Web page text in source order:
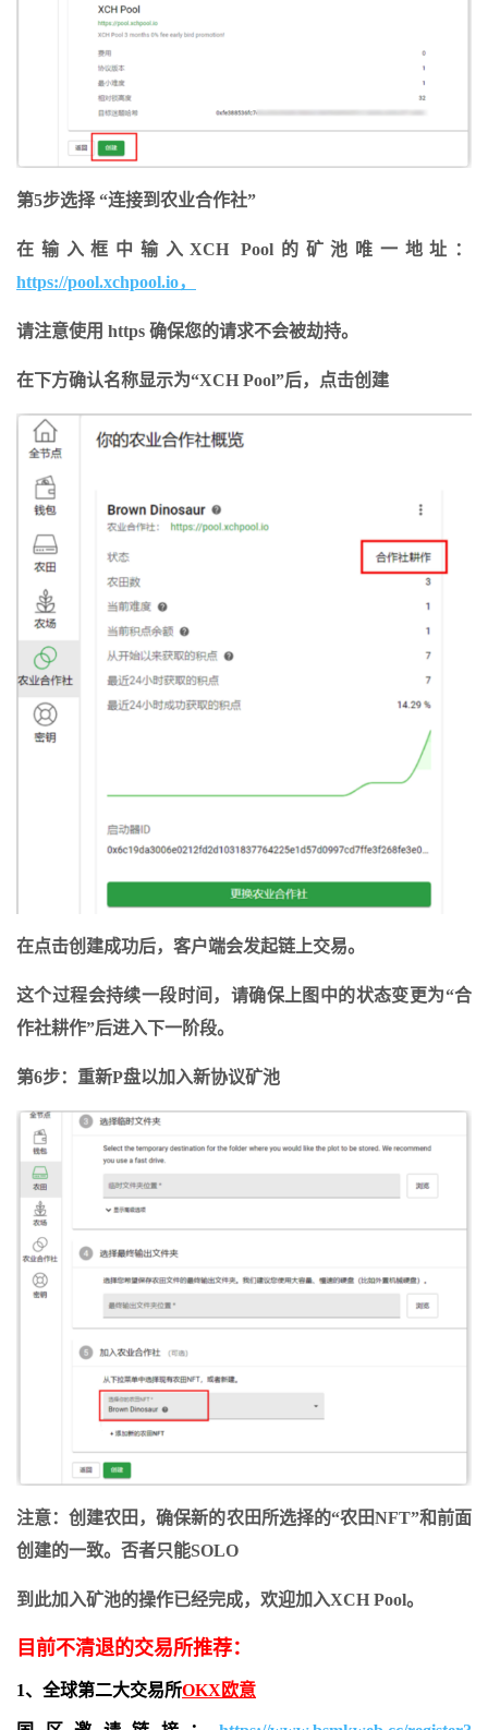
第5步选择 “连接到农业合作社”
在输入框中输入XCH Pool的矿池唯一地址：
https://pool.xchpool.io，
请注意使用 https 确保您的请求不会被劫持。
在下方确认名称显示为“XCH Pool”后，点击创建
在点击创建成功后，客户端会发起链上交易。
这个过程会持续一段时间，请确保上图中的状态变更为“合
作社耕作”后进入下一阶段。
第6步：重新P盘以加入新协议矿池
注意：创建农田，确保新的农田所选择的“农田NFT”和前面
创建的一致。否者只能SOLO
到此加入矿池的操作已经完成，欢迎加入XCH Pool。
目前不清退的交易所推荐：
1、全球第二大交易所OKX欧意